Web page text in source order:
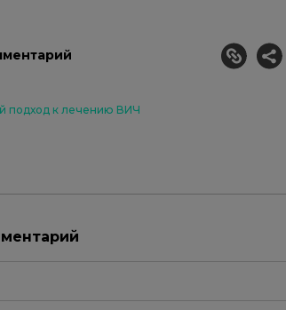
подход к лечению ВИЧ